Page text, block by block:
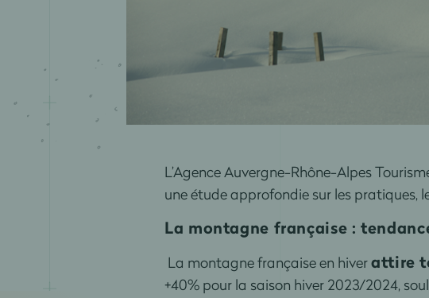
L’Agence Auvergne-Rhône-Alpes
une étude approfondie sur les pratiques,
La montagne française :
La montagne française en hiverattire
+40% pour la saison hiver 2023/2024,